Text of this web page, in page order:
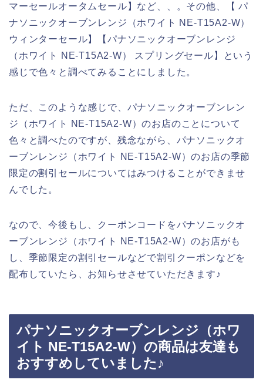
マーセールオータムセール】など、、。その他、【 パ
ナソニックオーブンレンジ（ホワイト NE-T15A2-W）
ウィンターセール】【パナソニックオーブンレンジ
（ホワイト NE-T15A2-W） スプリングセール】という
感じで色々と調べてみることにしました。
ただ、このような感じで、パナソニックオーブンレン
ジ（ホワイト NE-T15A2-W）のお店のことについて
色々と調べたのですが、残念ながら、パナソニックオ
ーブンレンジ（ホワイト NE-T15A2-W）のお店の季節
限定の割引セールについてはみつけることができませ
んでした。
なので、今後もし、クーポンコードをパナソニックオ
ーブンレンジ（ホワイト NE-T15A2-W）のお店がも
し、季節限定の割引セールなどで割引クーポンなどを
配布していたら、お知らせさせていただきます♪
パナソニックオーブンレンジ（ホワ
イト NE-T15A2-W）の商品は友達も
おすすめしていました♪